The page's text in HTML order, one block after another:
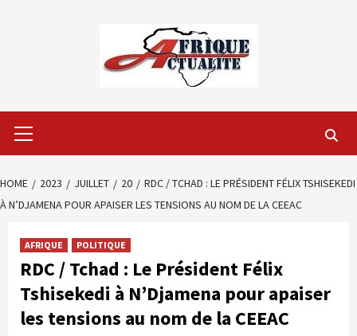
Menu
HOME 2023 JUILLET 20
RDC / TCHAD : LE PRÉSIDENT FÉLIX TSHISEKEDI
À N’DJAMENA POUR APAISER LES TENSIONS AU NOM DE LA CEEAC
AFRIQUE POLITIQUE
RDC / Tchad : Le Président Félix
Tshisekedi à N’Djamena pour apaiser
les tensions au nom de la CEEAC